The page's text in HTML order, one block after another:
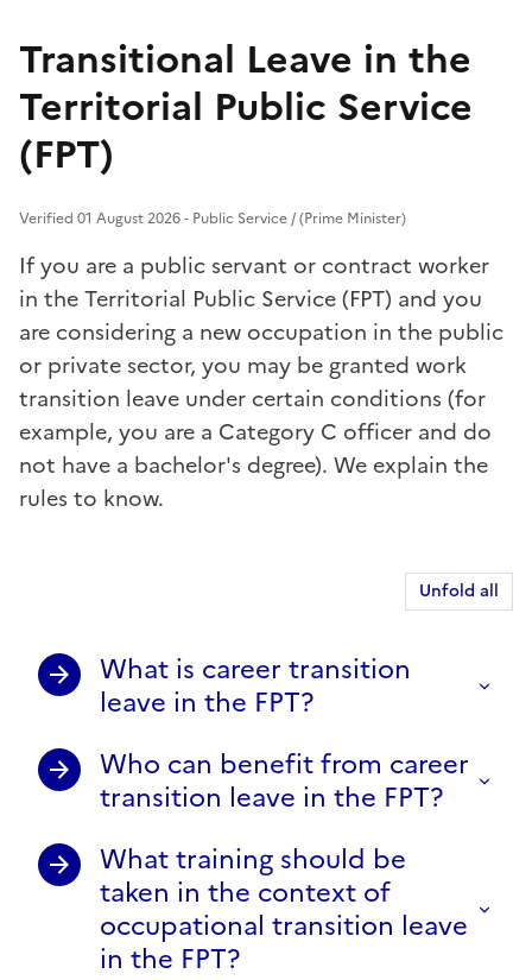
Transitional Leave in the
Territorial Public Service
(FPT)
Verified 01 August 2026 - Public Service / (Prime Minister)
If you are a public servant or contract worker
in the Territorial Public Service (FPT) and you
are considering a new occupation in the public
or private sector, you may be granted work
transition leave under certain conditions (for
example, you are a Category C officer and do
not have a bachelor's degree). We explain the
rules to know.
Unfold all
What is career transition
leave in the FPT?
Who can benefit from career
transition leave in the FPT?
What training should be
taken in the context of
occupational transition leave
in the FPT?